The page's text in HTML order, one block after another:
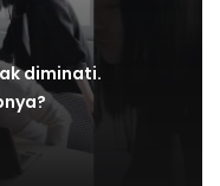
diminati.